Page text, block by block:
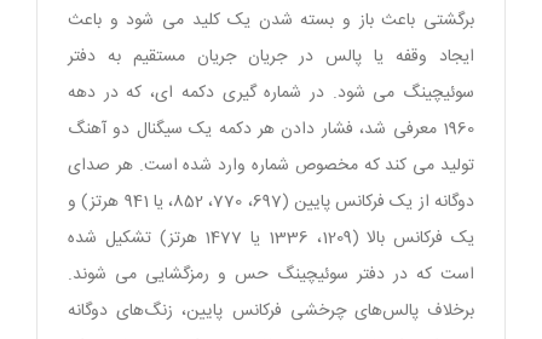
برگشتی باعث باز و بسته شدن یک کلید می شود و باعث
ایجاد وقفه یا پالس در جریان جریان مستقیم به دفتر
سوئیچینگ می شود. در شماره گیری دکمه ای، که در دهه
1960 معرفی شد، فشار دادن هر دکمه یک سیگنال دو آهنگ
تولید می کند که مخصوص شماره وارد شده است. هر صدای
دوگانه از یک فرکانس پایین (697، 770، 852، یا 941 هرتز) و
یک فرکانس بالا (1209، 1336 یا 1477 هرتز) تشکیل شده
است که در دفتر سوئیچینگ حس و رمزگشایی می شوند.
برخلاف پالس‌های چرخشی فرکانس پایین، زنگ‌های دوگانه